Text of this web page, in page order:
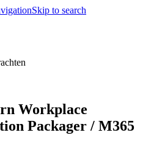
Skip to search
Workplace
Packager / M365